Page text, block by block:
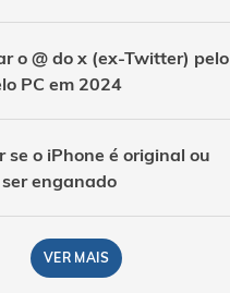
o @ do x (ex-Twitter) pelo
PC em 2024
se o iPhone é original ou
enganado
VER MAIS